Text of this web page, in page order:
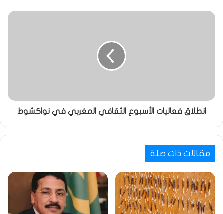
انطلاق فعاليات الأسبوع الثقافي المغربي في نواكشوط
مقالات ذات صلة